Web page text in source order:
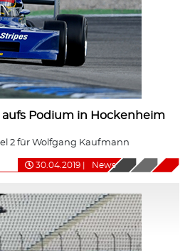
aufs Podium in Hockenheim
2 für Wolfgang Kaufmann
30.04.2019 News